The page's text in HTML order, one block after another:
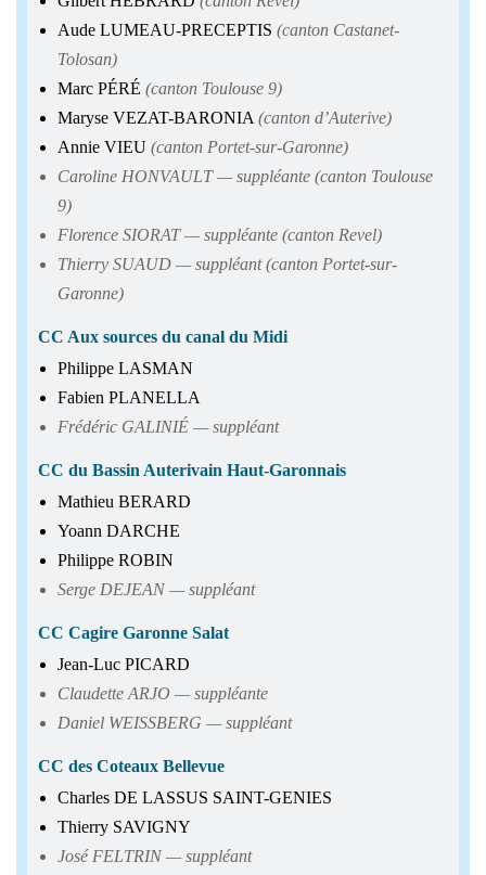
Aude LUMEAU-PRECEPTIS (canton Castanet-
Tolosan)
Marc PÉRÉ (canton Toulouse 9)
Maryse VEZAT-BARONIA (canton d’Auterive)
Annie VIEU (canton Portet-sur-Garonne)
Caroline HONVAULT — suppléante (canton Toulouse
9)
Florence SIORAT — suppléante (canton Revel)
Thierry SUAUD — suppléant (canton Portet-sur-
Garonne)
CC Aux sources du canal du Midi
Philippe LASMAN
Fabien PLANELLA
Frédéric GALINIÉ — suppléant
CC du Bassin Auterivain Haut-Garonnais
Mathieu BERARD
Yoann DARCHE
Philippe ROBIN
Serge DEJEAN — suppléant
CC Cagire Garonne Salat
Jean-Luc PICARD
Claudette ARJO — suppléante
Daniel WEISSBERG — suppléant
CC des Coteaux Bellevue
Charles DE LASSUS SAINT-GENIES
Thierry SAVIGNY
José FELTRIN — suppléant